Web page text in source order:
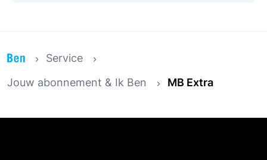
Service
Jouw abonnement & Ik Ben
MB Extra